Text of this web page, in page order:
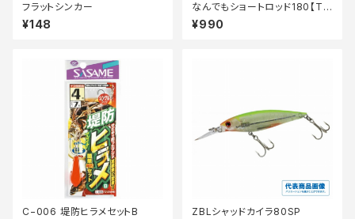
フラットシンカー
¥148
なんでもショートロッド180【Tオ
リ】
¥990
C−006 堤防ヒラメセットB ZBLシャッドカイラ80SP